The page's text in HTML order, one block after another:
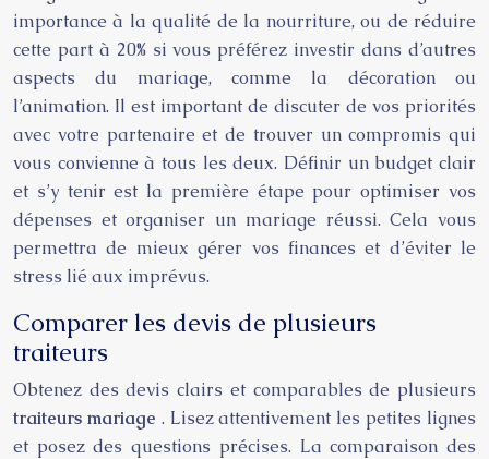
importance à la qualité de la nourriture, ou de réduire
cette part à 20% si vous préférez investir dans d’autres
aspects du mariage, comme la décoration ou
l’animation. Il est important de discuter de vos priorités
avec votre partenaire et de trouver un compromis qui
vous convienne à tous les deux. Définir un budget clair
et s’y tenir est la première étape pour optimiser vos
dépenses et organiser un mariage réussi. Cela vous
permettra de mieux gérer vos finances et d’éviter le
stress lié aux imprévus.
Comparer les devis de plusieurs
traiteurs
Obtenez des devis clairs et comparables de plusieurs
traiteurs mariage . Lisez attentivement les petites lignes
et posez des questions précises. La comparaison des